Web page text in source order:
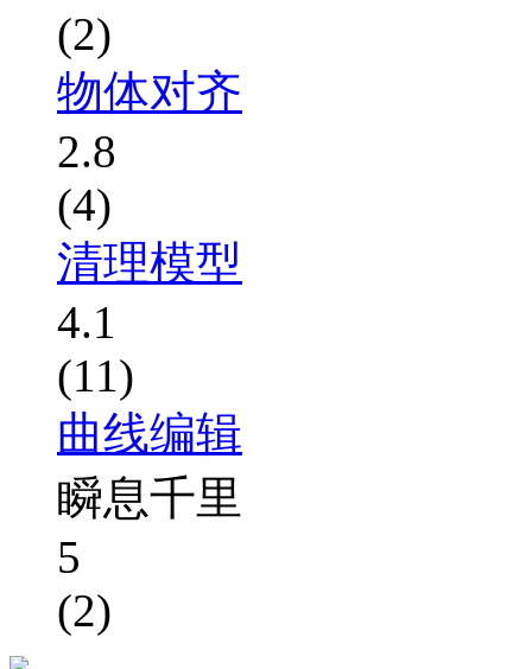
(2)
物体对齐
2.8
(4)
清理模型
4.1
(11)
曲线编辑
瞬息千里
5
(2)